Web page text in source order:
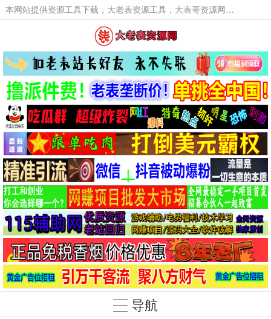
本网站提供资源工具下载，大老表资源工具，大表哥资源网软件工具，大老表资源下载，活动线报福利资源分享,活动线报，大型网游经典游戏，网络热门技术游戏辅助交流与分享。
导航